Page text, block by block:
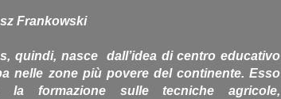
Frankowski
quindi, nasce dall’idea di centro educativo
nelle zone più povere del continente. Esso
la formazione sulle tecniche agricole,